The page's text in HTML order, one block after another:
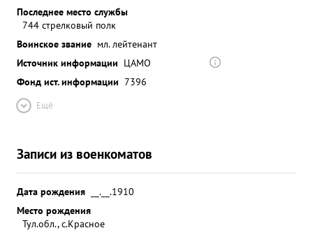
Последнее место службы
744 стрелковый полк
Воинское звание мл. лейтенант
Источник информации ЦАМО
Фонд ист. информации 7396
Ещё
Записи из военкоматов
Дата рождения
__.__.1910
Место рождения
Тул.обл., с.Красное